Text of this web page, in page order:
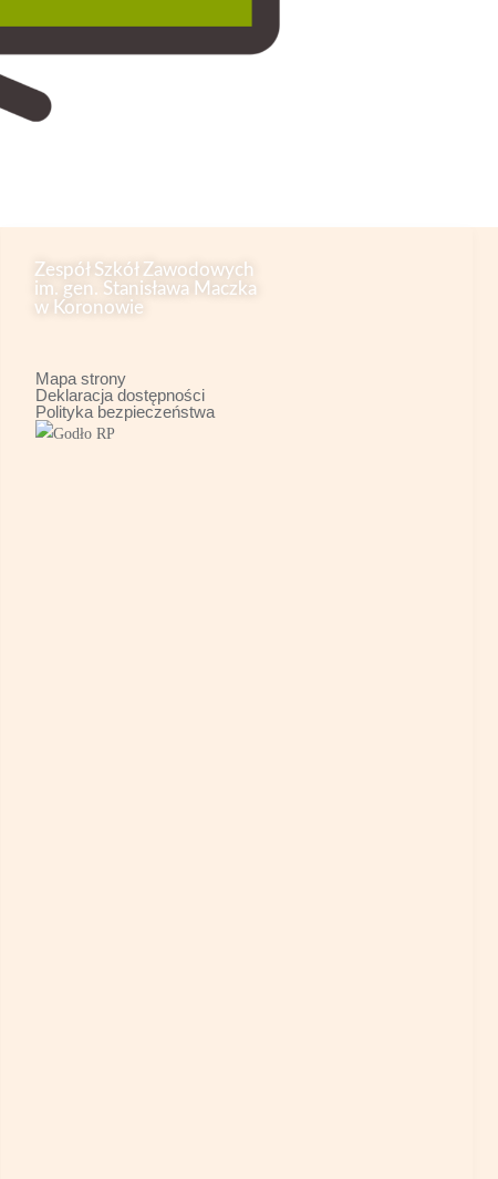
Zespół Szkół Zawodowych
im. gen. Stanisława Maczka
w Koronowie
Mapa strony
Deklaracja dostępności
Polityka bezpieczeństwa